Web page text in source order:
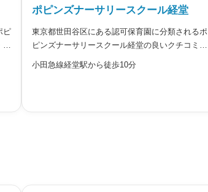
ください。
ピ
ポピンズナーサリースクール経堂
東京都世田谷区にある認可保育園に分類されるポ
ピンズナーサリースクール経堂の良いクチコミ・
小田急線経堂駅から徒歩10分